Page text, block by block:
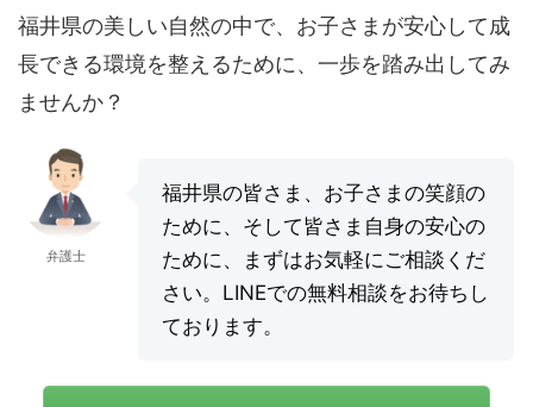
福井県の美しい自然の中で、お子さまが安心して成
長できる環境を整えるために、一歩を踏み出してみ
ませんか？
弁護士
福井県の皆さま、お子さまの笑顔の
ために、そして皆さま自身の安心の
ために、まずはお気軽にご相談くだ
さい。LINEでの無料相談をお待ちし
ております。